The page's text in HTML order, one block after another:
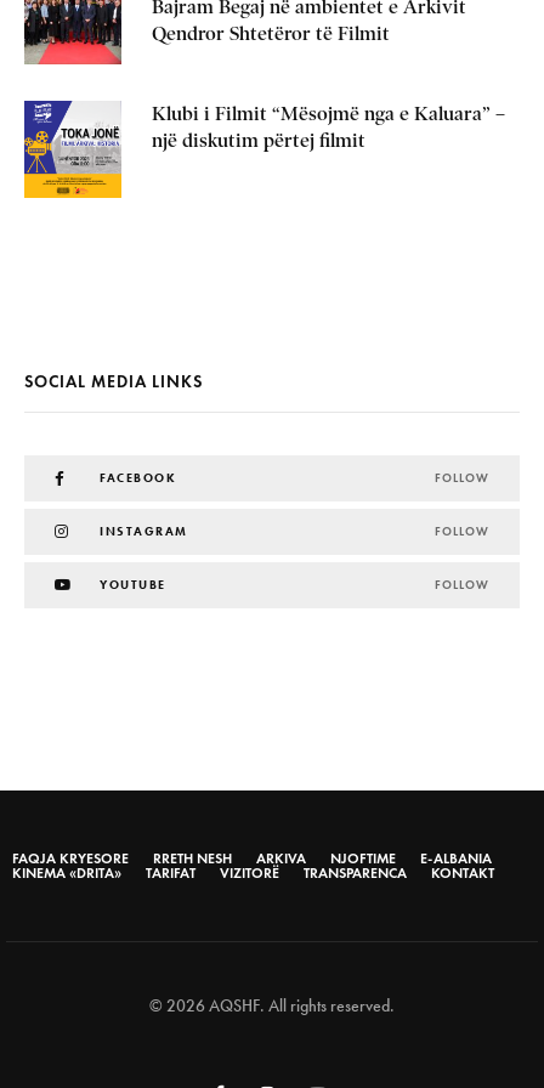
Bajram Begaj në ambientet e Arkivit
Qendror Shtetëror të Filmit
Klubi i Filmit “Mësojmë nga e Kaluara” –
një diskutim përtej filmit
SOCIAL MEDIA LINKS
FACEBOOK FOLLOW
INSTAGRAM FOLLOW
YOUTUBE FOLLOW
FAQJA KRYESORE RRETH NESH ARKIVA NJOFTIME
E-ALBANIA
KINEMA «DRITA»
TARIFAT VIZITORË TRANSPARENCA KONTAKT
© 2026 AQSHF. All rights reserved.